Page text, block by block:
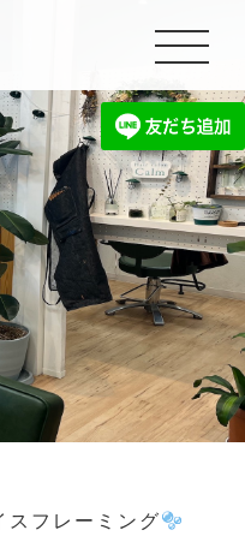
スフレーミング